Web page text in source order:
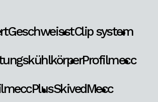
GeschweisstClip system
Profilmecc
SkivedMecc